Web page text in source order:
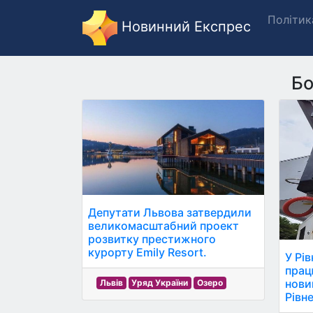
Новинний Експрес
Депутати Львова затвердили
великомасштабний проект
розвитку престижного
курорту Emily Resort.
Львів Уряд України Озеро
У